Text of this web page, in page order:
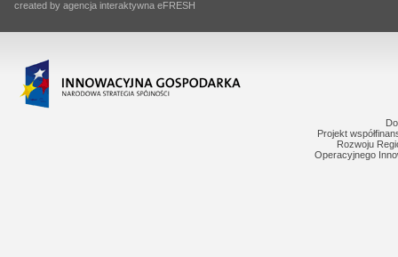
created by agencja interaktywna eFRESH
Projekt
Rozwoju
Operacyjnego